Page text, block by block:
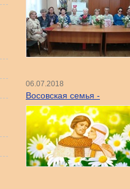
06.07.2018
Восовская семья -